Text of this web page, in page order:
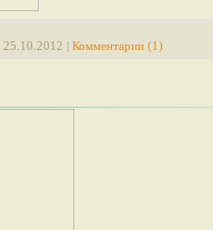
25.10.2012 | Комментарии (1)